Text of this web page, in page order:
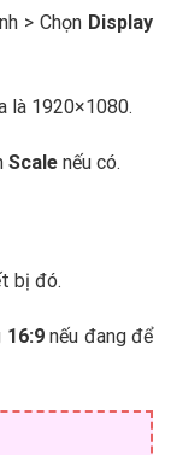
> Chọn Display
là 1920×1080.
Scalenếu có.
bị đó.
16:9nếu đang để